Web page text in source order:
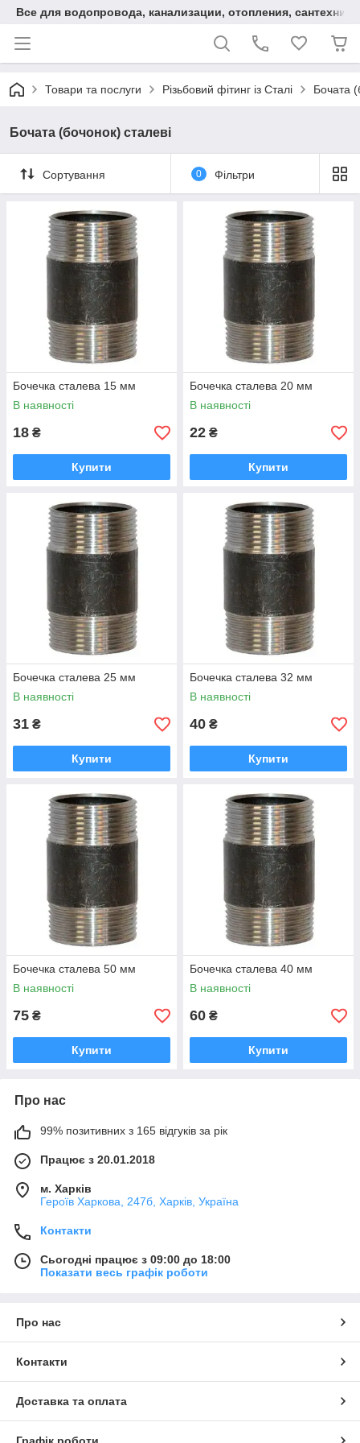
Все для водопровода, канализации, отопления, сантехники
Товари та послуги Різьбовий фітинг із Сталі Бочата
Бочата (бочонок) сталеві
Сортування 0 Фільтри
Бочечка сталева 15 мм
В наявності
18 ₴
Купити
Бочечка сталева 20 мм
В наявності
22 ₴
Купити
Бочечка сталева 25 мм
В наявності
31 ₴
Купити
Бочечка сталева 32 мм
В наявності
40 ₴
Купити
Бочечка сталева 50 мм
В наявності
75 ₴
Купити
Бочечка сталева 40 мм
В наявності
60 ₴
Купити
Про нас
99% позитивних з 165 відгуків за рік
Працює з 20.01.2018
м. Харків
Героїв Харкова, 247б, Харків, Україна
Контакти
Сьогодні працює з 09:00 до 18:00
Показати весь графік роботи
Про нас
Контакти
Доставка та оплата